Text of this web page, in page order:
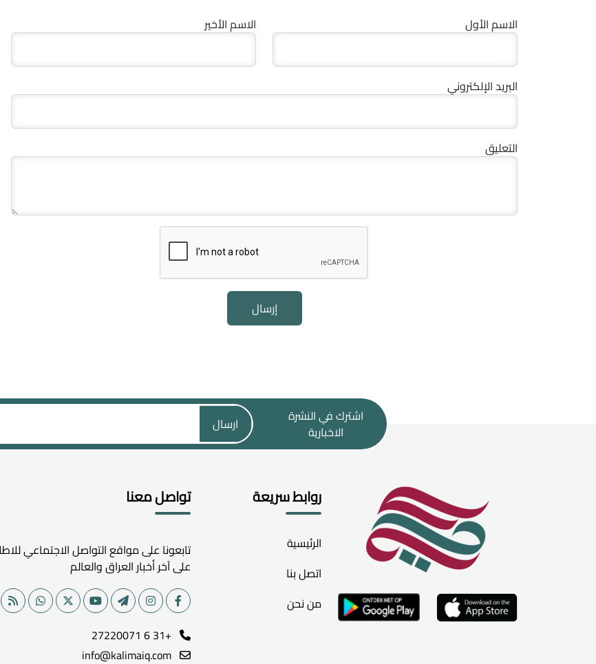
الاسم الأول الاسم الأخير
البريد الإلكتروني
التعليق
إرسال
اشترك في النشرة
الاخبارية
ارسال
روابط سريعة
الرئيسية
اتصل بنا
من نحن
تواصل معنا
تابعونا على مواقع التواصل الاجتماعي
على آخر أخبار العراق والعالم
+31 6 27220071
info@kalimaiq.com